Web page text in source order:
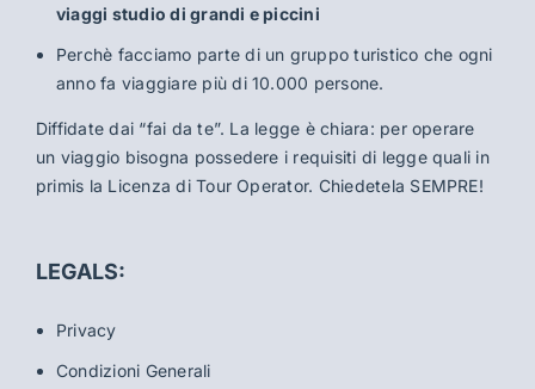
viaggi studio di grandi e piccini
Perchè facciamo parte di un gruppo turistico che ogni
anno fa viaggiare più di 10.000 persone.
Diffidate dai “fai da te”. La legge è chiara: per operare
un viaggio bisogna possedere i requisiti di legge quali in
primis la Licenza di Tour Operator. Chiedetela SEMPRE!
LEGALS:
Privacy
Condizioni Generali